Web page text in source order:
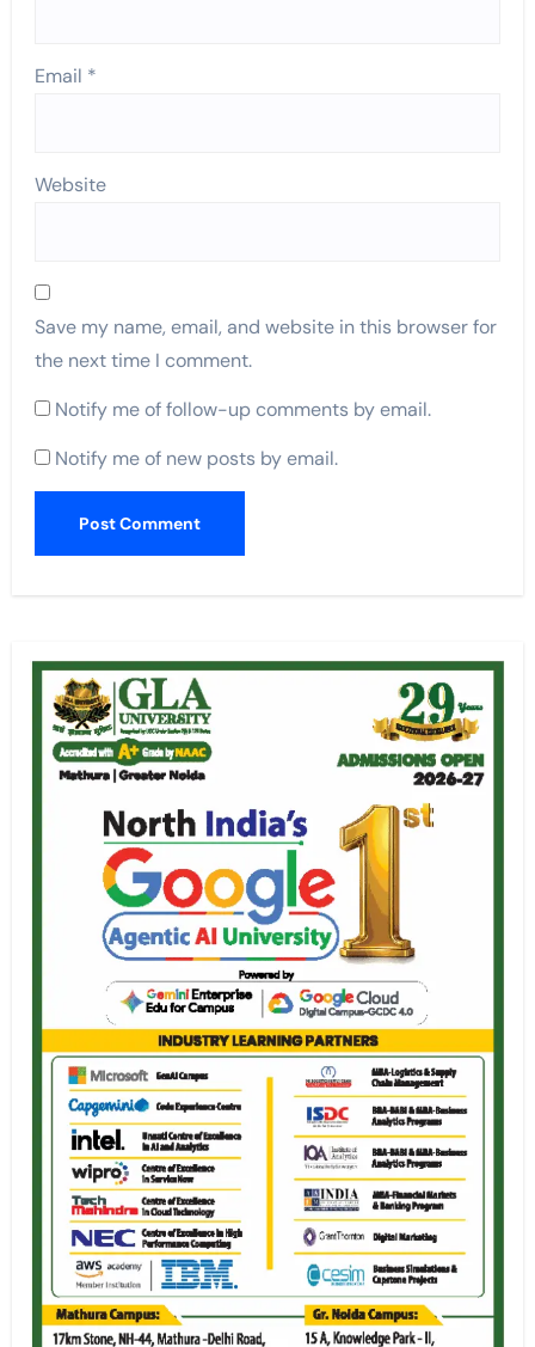
Email *
Website
Save my name, email, and website in this browser for
the next time I comment.
Notify me of follow-up comments by email.
Notify me of new posts by email.